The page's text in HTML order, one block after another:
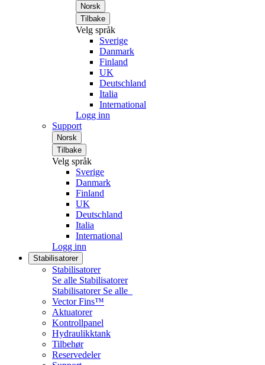
Norsk
Tilbake
Velg språk
Sverige
Danmark
Finland
UK
Deutschland
Italia
International
Logg inn
Support
Norsk
Tilbake
Velg språk
Sverige
Danmark
Finland
UK
Deutschland
Italia
International
Logg inn
Stabilisatorer
Stabilisatorer
Se alle Stabilisatorer
Stabilisatorer Se alle
Vector Fins™
Aktuatorer
Kontrollpanel
Hydraulikktank
Tilbehør
Reservedeler